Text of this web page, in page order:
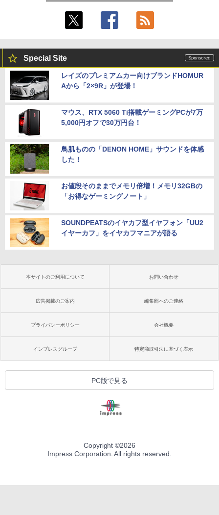
Special Site
レイズのプレミアムカー向けブランドHOMUR
Aから「2×9R」が登場！
マウス、RTX 5060 Ti搭載ゲーミングPCが7万
5,000円オフで30万円台！
鳥肌ものの「DENON HOME」サウンドを体感
した！
お値段そのままでメモリ倍増！メモリ32GBの
「お得なゲーミングノート」
SOUNDPEATSのイヤカフ型イヤフォン「UU2
イヤーカフ」をイヤカフマニアが語る
本サイトのご利用について お問い合わせ
広告掲載のご案内 編集部へのご連絡
プライバシーポリシー 会社概要
インプレスグループ 特定商取引法に基づく表示
PC版で見る
Copyright ©2026
Impress Corporation. All rights reserved.